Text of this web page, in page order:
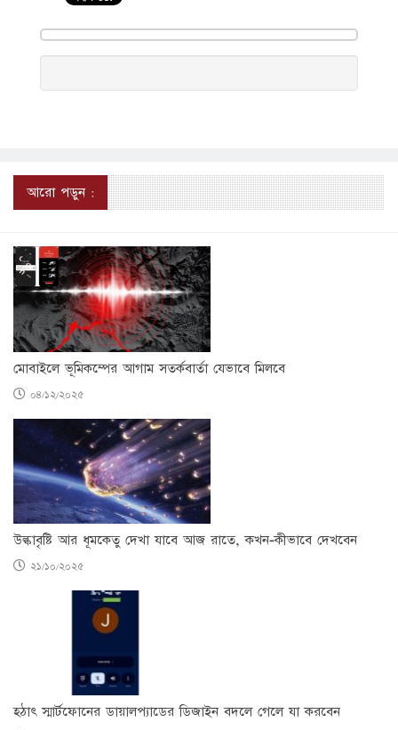
আরো পড়ুন :
মোবাইলে ভূমিকম্পের আগাম সতর্কবার্তা যেভাবে মিলবে
০৪/১২/২০২৫
উল্কাবৃষ্টি আর ধূমকেতু দেখা যাবে আজ রাতে, কখন-কীভাবে দেখবেন
২১/১০/২০২৫
হঠাৎ স্মার্টফোনের ডায়ালপ্যাডের ডিজাইন বদলে গেলে যা করবেন